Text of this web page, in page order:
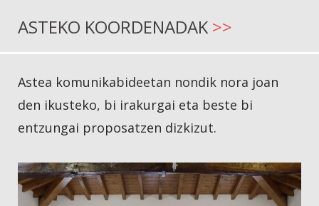
ASTEKO KOORDENADAK >>
Astea komunikabideetan nondik nora joan
den ikusteko, bi irakurgai eta beste bi
entzungai proposatzen dizkizut.